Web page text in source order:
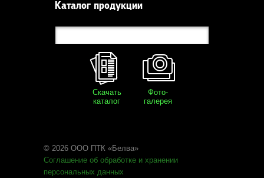
Каталог продукции
Скачать
каталог
Фото-
галерея
© 2026 ООО ПТК «Белва»
Соглашение об обработке и хранении
персональных данных